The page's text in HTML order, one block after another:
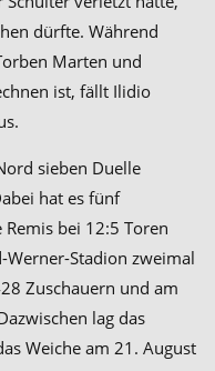
dürfte. Während
Marten und
ist, fällt Ilidio
sieben Duelle
hat es fünf
bei 12:5 Toren
Stadion zweimal
Zuschauern und am
lag das
Weiche am 21. August